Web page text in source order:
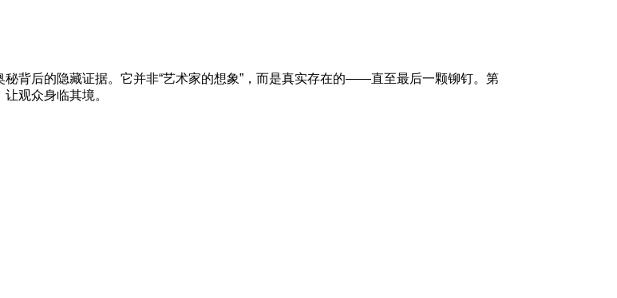
背后的隐藏证据。它并非“艺术家的想象”，而是真实存在的——直至最后一颗铆钉。第
观众身临其境。